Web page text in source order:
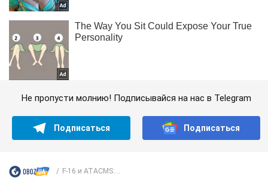
Не пропусти молнию! Подписывайся на нас в Telegram
Подписаться Подписаться
F-16 и ATACMS:...